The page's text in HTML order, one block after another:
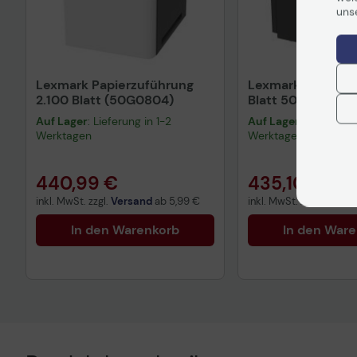
Lexmark Papierzuführung
2.100 Blatt (50G0804)
Auf Lager: Lieferung in 1-2
Werktagen
440,99 €
inkl. MwSt. zzgl. Versand ab 5,99 €
In den Warenkorb
Lexmark
Blatt 50G0853
Auf Lager
:
Werktagen
435,10 €
inkl. MwSt. zzgl.
In den